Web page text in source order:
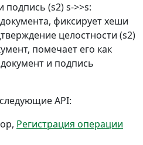
подпись (s2) s->>s:
фиксирует хеши
целостности (s2)
помечает его как
и подпись
API:
Регистрация операции